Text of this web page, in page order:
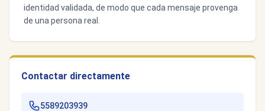
identidad validada, de modo que cada mensaje provenga
de una persona real.
Contactar directamente
5589203939